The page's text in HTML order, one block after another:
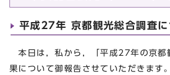
平成27年 京都観光総合調査に
本日は，私から，「平成27年の京都
果について御報告させていただきます。